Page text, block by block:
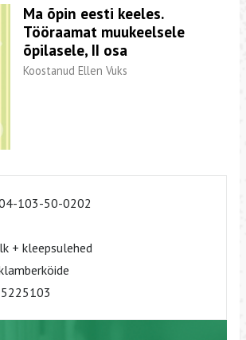
Ma õpin eesti keeles.
Tööraamat muukeelsele
õpilasele, II osa
Koostanud Ellen Vuks
103-50-0202
+ kleepsulehed